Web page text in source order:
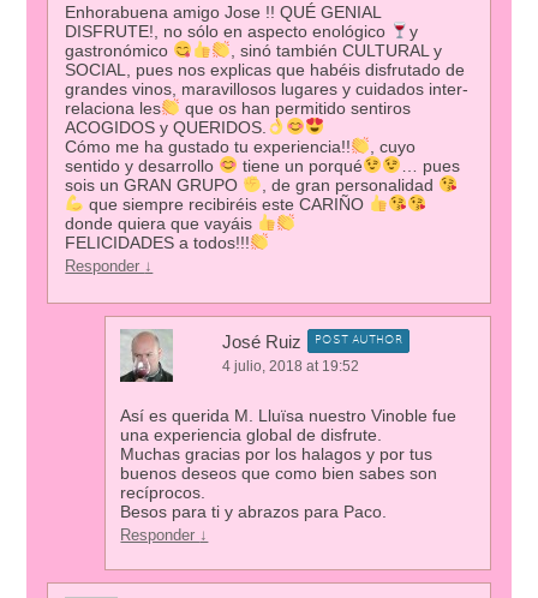
Enhorabuena amigo Jose !! QUÉ GENIAL
DISFRUTE!, no sólo en aspecto enológico
y
gastronómico
, sinó también CULTURAL y
SOCIAL, pues nos explicas que habéis disfrutado de
grandes vinos, maravillosos lugares y cuidados inter-
relaciona les
que os han permitido sentiros
ACOGIDOS y QUERIDOS.
Cómo me ha gustado tu experiencia!!
, cuyo
sentido y desarrollo
tiene un porqué
… pues
sois un GRAN GRUPO
, de gran personalidad
que siempre recibiréis este CARIÑO
donde quiera que vayáis
FELICIDADES a todos!!!
Responder ↓
José Ruiz POST AUTHOR
4 julio, 2018 at 19:52
Así es querida M. Lluïsa nuestro Vinoble fue
una experiencia global de disfrute.
Muchas gracias por los halagos y por tus
buenos deseos que como bien sabes son
recíprocos.
Besos para ti y abrazos para Paco.
Responder ↓